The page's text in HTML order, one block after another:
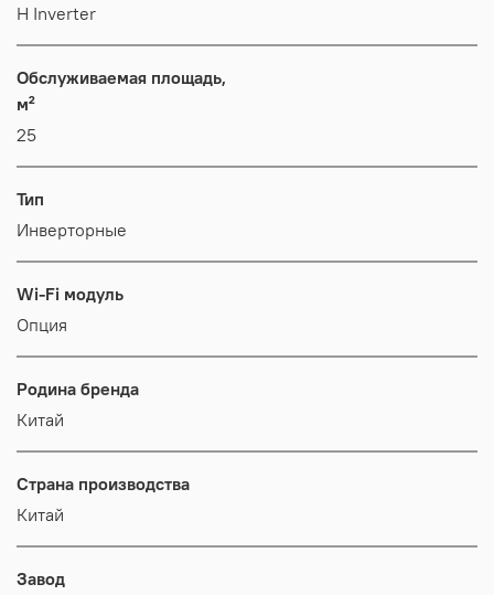
H Inverter
Обслуживаемая площадь,
м²
25
Тип
Инверторные
Wi-Fi модуль
Опция
Родина бренда
Китай
Страна производства
Китай
Завод